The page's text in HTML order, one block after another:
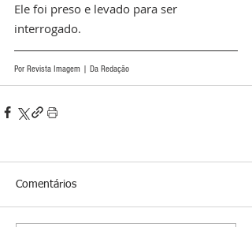
Ele foi preso e levado para ser
interrogado.
Por Revista Imagem | Da Redação
Comentários